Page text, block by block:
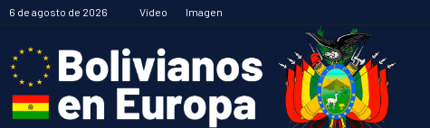
Saltar
contenido
6 de agosto de 2026 Vídeo Imagen